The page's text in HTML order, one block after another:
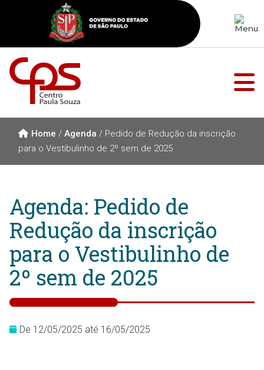
Home / Agenda / Pedido de Redução da inscrição
para o Vestibulinho de 2º sem de 2025
Agenda: Pedido de
Redução da inscrição
para o Vestibulinho de
2º sem de 2025
De 12/05/2025 até 16/05/2025